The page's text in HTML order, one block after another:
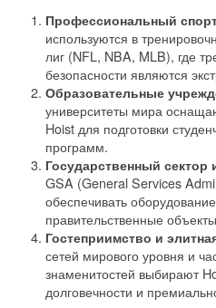
Профессиональный
используются в
лиг (NFL, NBA, MLB), где
безопасности являются
Образовательные
университеты мира
Hoist для подготовки
программ.
Государственный сектор
GSA (General Services
обеспечивать
правительственные
Гостеприимство и
сетей мирового уровня и
знаменитостей выбирают
долговечности и